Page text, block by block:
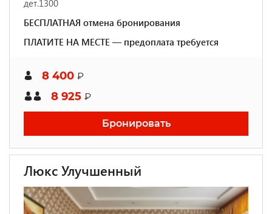
дет.1300
БЕСПЛАТНАЯ отмена бронирования
ПЛАТИТЕ НА МЕСТЕ — предоплата требуется
8 400 ₽
8 925 ₽
Бронировать
Люкс Улучшенный